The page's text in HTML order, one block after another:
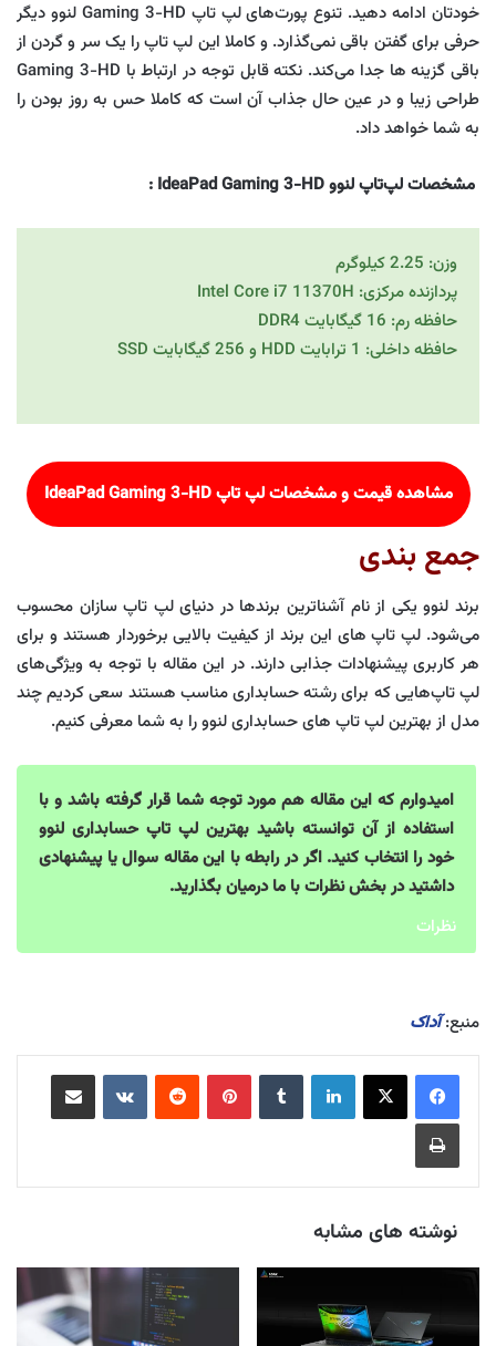
خودتان ادامه دهید. تنوع پورت‌های لپ تاپ Gaming 3-HD لنوو دیگر
حرفی برای گفتن باقی نمی‌گذارد. و کاملا این لپ تاپ را یک سر و گردن از
باقی گزینه ها جدا می‌کند. نکته قابل توجه در ارتباط با Gaming 3-HD
طراحی زیبا و در عین حال جذاب آن است که کاملا حس به روز بودن را
به شما خواهد داد.
مشخصات لپ‌تاپ لنووIdeaPad Gaming 3-HD
:
وزن: 2.25 کیلوگرم
پردازنده مرکزی: Intel Core i7 11370H
حافظه رم: 16 گیگابایت DDR4
حافظه داخلی: 1 ترابایت HDD و 256 گیگابایت SSD
مشاهده قیمت و مشخصات لپ تاپIdeaPad Gaming 3-HD
جمع بندی
برند لنوو یکی از نام آشناترین برندها در دنیای لپ تاپ سازان محسوب
می‌شود. لپ تاپ های این برند از کیفیت بالایی برخوردار هستند و برای
هر کاربری پیشنهادات جذابی دارند. در این مقاله با توجه به ویژگی‌های
لپ تاپ‌هایی که برای رشته حسابداری مناسب هستند سعی کردیم چند
مدل از بهترین لپ تاپ های حسابداری لنوو را به شما معرفی کنیم.
امیدوارم که این مقاله هم مورد توجه شما قرار گرفته باشد و با
استفاده از آن توانسته باشید بهترین لپ تاپ حسابداری لنوو
خود را انتخاب کنید. اگر در رابطه با این مقاله سوال یا پیشنهادی
داشتید در بخش نظرات با ما درمیان بگذارید.
نظرات
منبع: آداک
لینکدین ‫پین‌ترست ‫رددیت
چاپ
نوشته های مشابه